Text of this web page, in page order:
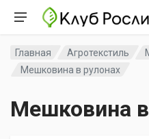
Главная Агротекстиль
Мешковина в рулонах
Мешковина